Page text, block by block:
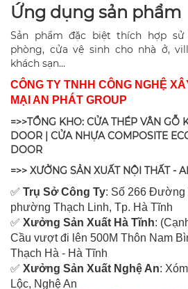
Ứng dụng sản phẩm
Sản phẩm đặc biệt thích hợp
phòng, cửa vệ sinh cho nhà ở,
khách sạn…
CÔNG TY TNHH CÔNG NGHỆ
MẠI AN PHÁT GROUP
=>>TỔNG KHO: CỬA THÉP VÂN
DOOR | CỬA NHỰA COMPOSITE
DOOR
=>> XƯỞNG SẢN XUẤT NỘI THẤT -
✅ Trụ Sở Công Ty: Số 266 Đường
phường Thạch Linh, Tp. Hà Tĩnh
✅ Xưởng Sản Xuất Hà Tĩnh:
Cầu vượt đi lên 500M Thôn Nam
Thạch Hà - Hà Tĩnh
✅ Xưởng Sản Xuất Nghệ An:
Lộc, Nghệ An